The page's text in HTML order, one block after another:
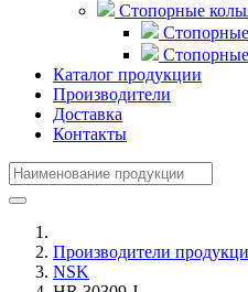
Стопорные
Каталог продукции
Производители
Доставка
Контакты
Производители
NSK